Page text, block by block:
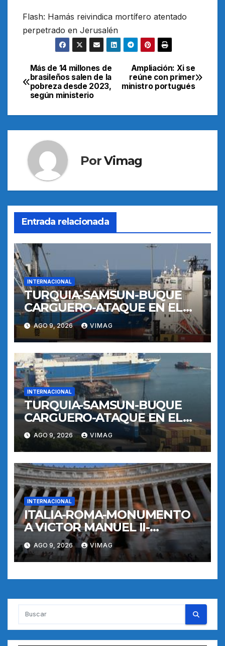
Flash: Hamás reivindica mortífero atentado
perpetrado en Jerusalén
Navegación
de
entradas
Ampliación: Xi se
reúne con primer
ministro portugués
Más de 14 millones de
brasileños salen de la
pobreza desde 2023,
según ministerio
PorVimag
Entrada relacionada
INTERNACIONAL
TURQUIA-SAMSUN-BUQUE
CARGUERO-ATAQUE EN EL
MAR NEGRO-PUERTO
AGO 9, 2026 VIMAG
INTERNACIONAL
TURQUIA-SAMSUN-BUQUE
CARGUERO-ATAQUE EN EL
MAR NEGRO-PUERTO
AGO 9, 2026 VIMAG
INTERNACIONAL
ITALIA-ROMA-MONUMENTO
A VICTOR MANUEL II-
RECORRIDO NOCTURNO
AGO 9, 2026 VIMAG